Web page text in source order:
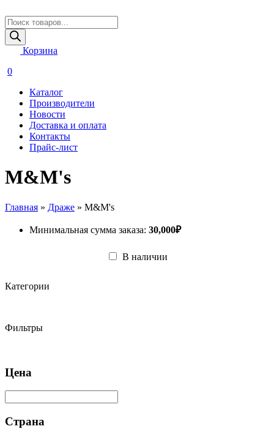
Поиск
товаров
Корзина
0
Каталог
Производители
Новости
Доставка и оплата
Контакты
Прайс-лист
M&M's
Главная » Драже » M&M's
Минимальная сумма заказа: 30,000₽
В наличии
Категории
Фильтры
Цена
Страна